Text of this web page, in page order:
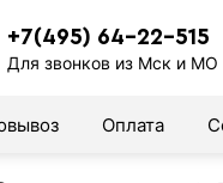
+7(495) 64-22-515
Для звонков из Мск и МО
Оплата